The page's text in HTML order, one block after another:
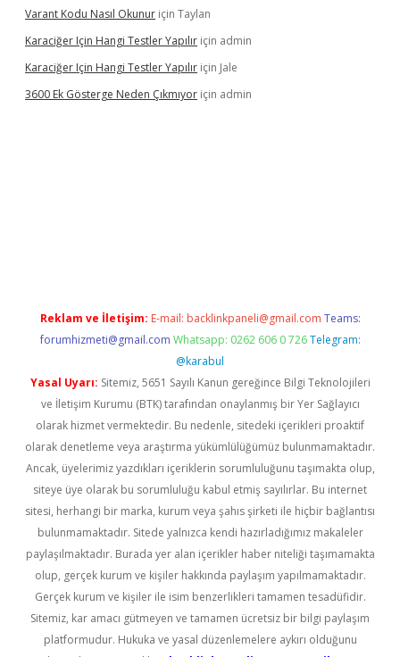
Varant Kodu Nasıl Okunur için Taylan
Karaciğer Için Hangi Testler Yapılır için admin
Karaciğer Için Hangi Testler Yapılır için Jale
3600 Ek Gösterge Neden Çıkmıyor için admin
Reklam ve İletişim: E-mail: backlinkpaneli@gmail.com Teams:
forumhizmeti@gmail.com Whatsapp: 0262 606 0 726 Telegram:
@karabul
Yasal Uyarı: Sitemiz, 5651 Sayılı Kanun gereğince Bilgi Teknolojileri
ve İletişim Kurumu (BTK) tarafından onaylanmış bir Yer Sağlayıcı
olarak hizmet vermektedir. Bu nedenle, sitedeki içerikleri proaktif
olarak denetleme veya araştırma yükümlülüğümüz bulunmamaktadır.
Ancak, üyelerimiz yazdıkları içeriklerin sorumluluğunu taşımakta olup,
siteye üye olarak bu sorumluluğu kabul etmiş sayılırlar. Bu internet
sitesi, herhangi bir marka, kurum veya şahıs şirketi ile hiçbir bağlantısı
bulunmamaktadır. Sitede yalnızca kendi hazırladığımız makaleler
paylaşılmaktadır. Burada yer alan içerikler haber niteliği taşımamakta
olup, gerçek kurum ve kişiler hakkında paylaşım yapılmamaktadır.
Gerçek kurum ve kişiler ile isim benzerlikleri tamamen tesadüfidir.
Sitemiz, kar amacı gütmeyen ve tamamen ücretsiz bir bilgi paylaşım
platformudur. Hukuka ve yasal düzenlemelere aykırı olduğunu